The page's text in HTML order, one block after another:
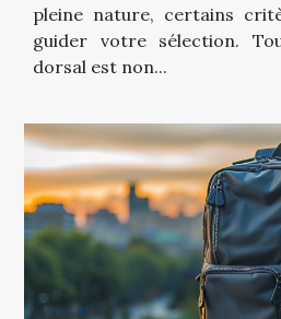
pleine nature, certains
guider votre sélection.
dorsal est non...